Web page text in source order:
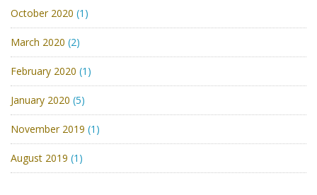
October 2020 (1)
March 2020 (2)
February 2020 (1)
January 2020 (5)
November 2019 (1)
August 2019 (1)